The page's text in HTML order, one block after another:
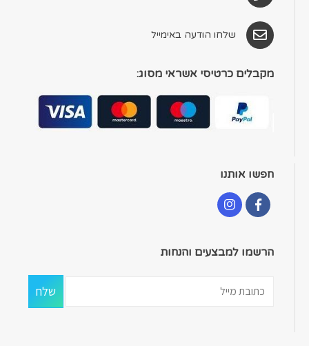
שלחו הודעה באימייל
מקבלים כרטיסי אשראי מסוג:
חפשו אותנו
הרשמו למבצעים והנחות